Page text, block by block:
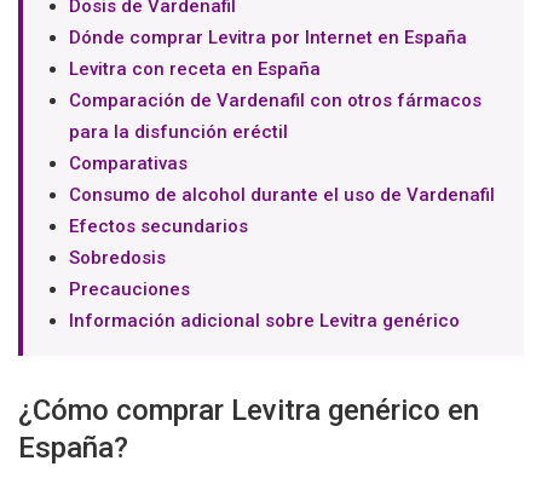
Dosis de Vardenafil
Dónde comprar Levitra por Internet en España
Levitra con receta en España
Comparación de Vardenafil con otros fármacos
para la disfunción eréctil
Comparativas
Consumo de alcohol durante el uso de Vardenafil
Efectos secundarios
Sobredosis
Precauciones
Información adicional sobre Levitra genérico
¿Cómo comprar Levitra genérico en
España?